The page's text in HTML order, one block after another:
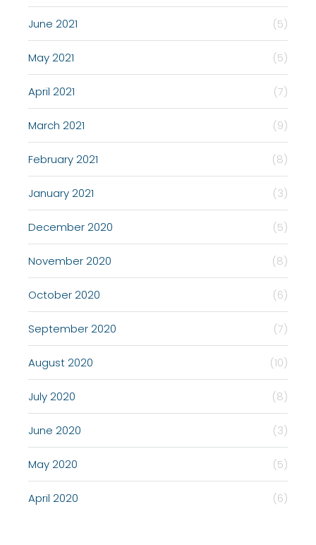
June 2021 (5)
May 2021 (5)
April 2021 (7)
March 2021 (9)
February 2021 (8)
January 2021 (3)
December 2020 (5)
November 2020 (8)
October 2020 (6)
September 2020 (7)
August 2020 (10)
July 2020 (8)
June 2020 (3)
May 2020 (5)
April 2020 (6)